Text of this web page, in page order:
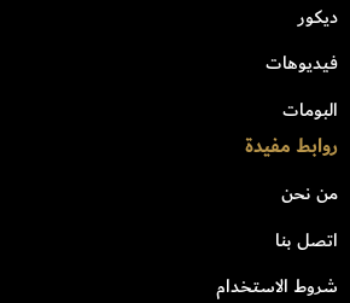
ديكور
فيديوهات
البومات
روابط مفيدة
من نحن
اتصل بنا
شروط الاستخدام